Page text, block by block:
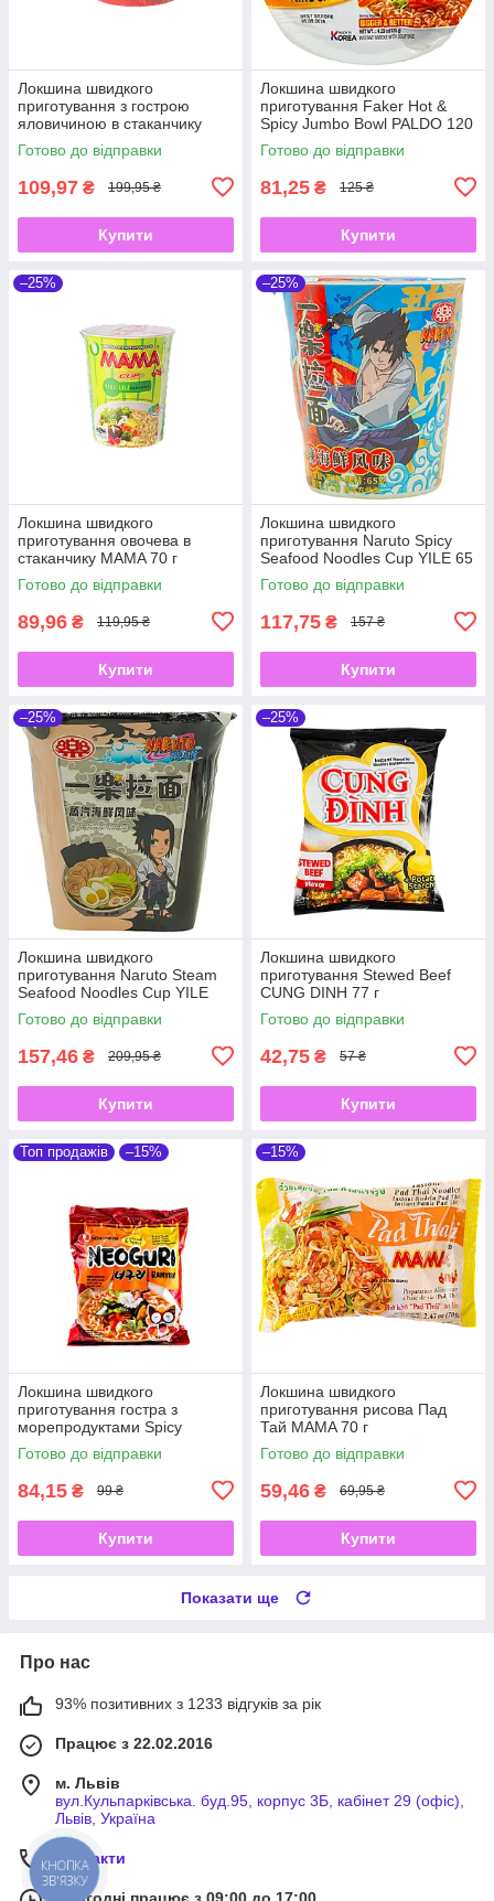
Локшина швидкого
приготування з гострою
яловичиною в стаканчику
Spicy Beef Flavour Big Bowl
KAILO 120 г
Готово до відправки
109,97 ₴ 199,95 ₴
Купити
Локшина швидкого
приготування Faker Hot &
Spicy Jumbo Bowl PALDO 120
гГотово до відправки
81,25 ₴ 125 ₴
Купити
–25%
Локшина швидкого
приготування овочева в
стаканчику MAMA 70 г
Готово до відправки
89,96 ₴ 119,95 ₴
Купити
–25%
Локшина швидкого
приготування Naruto Spicy
Seafood Noodles Cup YILE 65
гГотово до відправки
117,75 ₴ 157 ₴
Купити
–25%
Локшина швидкого
приготування Naruto Steam
Seafood Noodles Cup YILE
100 г
Готово до відправки
157,46 ₴ 209,95 ₴
Купити
–25%
Локшина швидкого
приготування Stewed Beef
CUNG DINH 77 г
Готово до відправки
42,75 ₴ 57 ₴
Купити
Топ продажів –15%
Локшина швидкого
приготування гостра з
морепродуктами Spicy
Neoguri Ramyun NONGSHIM
120 г
Готово до відправки
84,15 ₴ 99 ₴
Купити
–15%
Локшина швидкого
приготування рисова Пад
Тай MAMA 70 г
Готово до відправки
59,46 ₴ 69,95 ₴
Купити
Показати ще
Про нас
93% позитивних з 1233 відгуків за рік
Працює з 22.02.2016
м. Львів
вул.Кульпарківська. буд.95, корпус 3Б, кабінет 29 (офіс),
Львів, Україна
Контакти
Сьогодні працює з 09:00 до 17:00
КНОПКА
ЗВ'ЯЗКУ